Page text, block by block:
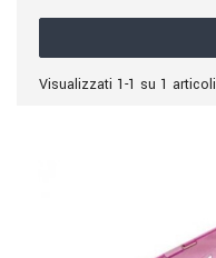
Visualizzati 1-1 su 1 articoli